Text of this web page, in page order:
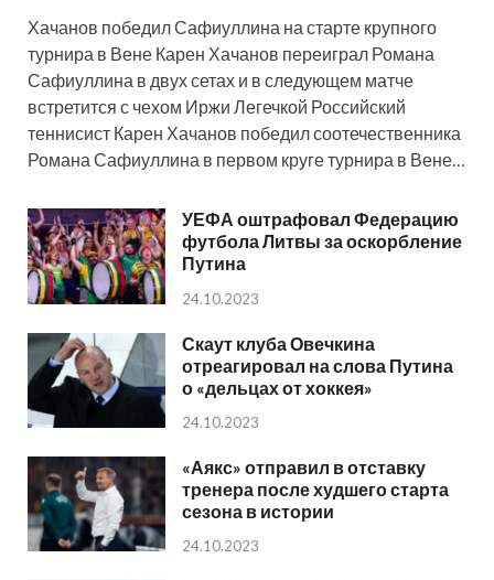
Хачанов победил Сафиуллина на старте крупного
турнира в Вене Карен Хачанов переиграл Романа
Сафиуллина в двух сетах и в следующем матче
встретится с чехом Иржи Легечкой Российский
теннисист Карен Хачанов победил соотечественника
Романа Сафиуллина в первом круге турнира в Вене…
УЕФА оштрафовал Федерацию
футбола Литвы за оскорбление
Путина
24.10.2023
Скаут клуба Овечкина
отреагировал на слова Путина
о «дельцах от хоккея»
24.10.2023
«Аякс» отправил в отставку
тренера после худшего старта
сезона в истории
24.10.2023